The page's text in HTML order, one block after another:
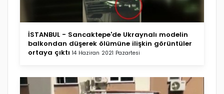
İSTANBUL - Sancaktepe'de Ukraynalı modelin
balkondan düşerek ölümüne ilişkin görüntüler
ortaya çıktı 14 Haziran 2021 Pazartesi